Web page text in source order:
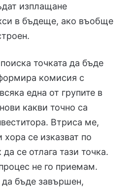
изплащане
в бъдеще, ако въобще
точката да бъде
комисия с
една от групите в
какви точно са
Втриса ме,
хора се изказват по
се отлага тази точка.
не го приемам.
бъде завършен,